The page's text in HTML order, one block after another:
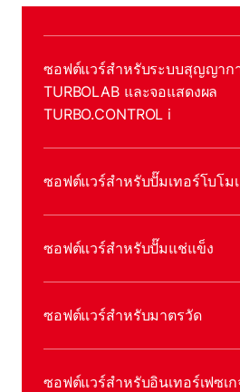
ซอฟต์แวร์สําหรับระบบสุญญาก
TURBOLAB และจอแสดงผล
TURBO.CONTROL i
ซอฟต์แวร์สําหรับปั๊มเทอร์โบโม
ซอฟต์แวร์สําหรับปั๊มแช่แข็ง
ซอฟต์แวร์สําหรับมาตรวัด
ซอฟต์แวร์สําหรับอินเทอร์เฟซเก